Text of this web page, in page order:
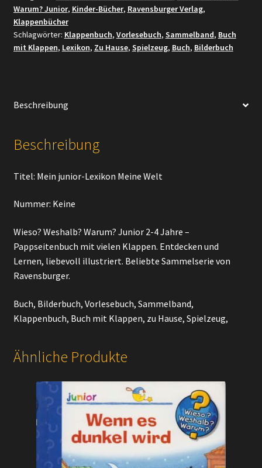
Warum? Junior, Kinder-Bücher, Ravensburger Verlag,
Klappenbücher
Schlagwörter: Klappenbuch, Vorlesebuch, Sammelband, Buch
mit Klappen, Lexikon, Zu Hause, Spielzeug, Buch, Bilderbuch
Beschreibung
Beschreibung
Titel: Mein junior-Lexikon Meine Welt
Nummer: Keine
Wieso? Weshalb? Warum? Junior 2-4 Jahre –
Pappseitenbuch mit vielen Klappen. Entdecken und
Lernen, liebevoll illustriert. Beliebte Sammelserie von
Ravensburger.
Buch, Bilderbuch, Vorlesebuch, Sammelband,
Klappenbuch, Buch mit Klappen, zu Hause, Spielzeug,
Ähnliche Produkte